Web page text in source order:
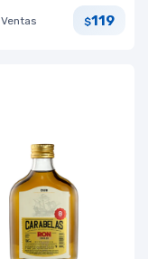
Ventas $119